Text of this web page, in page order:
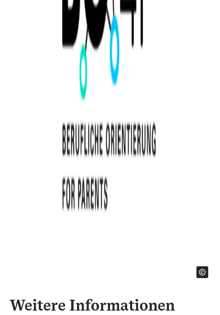
Weitere Informationen